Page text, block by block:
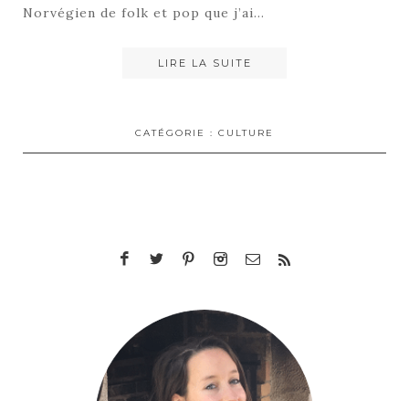
Norvégien de folk et pop que j’ai…
LIRE LA SUITE
CATÉGORIE : CULTURE